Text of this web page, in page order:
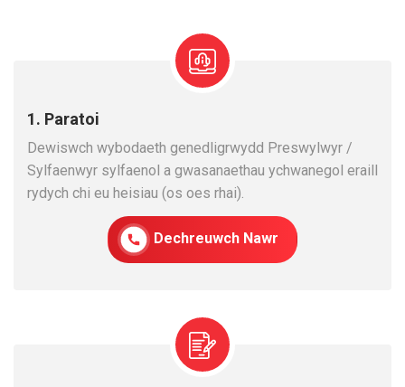
1. Paratoi
Dewiswch wybodaeth genedligrwydd Preswylwyr /
Sylfaenwyr sylfaenol a gwasanaethau ychwanegol eraill
rydych chi eu heisiau (os oes rhai).
Dechreuwch Nawr